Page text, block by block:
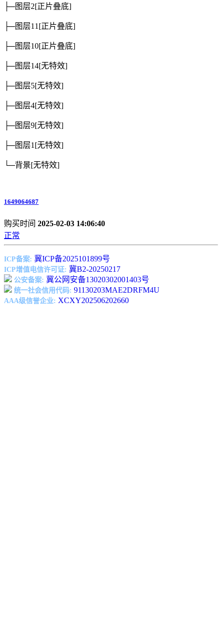
├─图层2[正片叠底]
├─图层11 [正片叠底]
├─图层10[正片叠底]
├─图层14[无特效]
├─图层5[无特效]
├─图层4[无特效]
├─图层9[无特效]
├─图层1 [无特效]
└─背景[无特效]
1649064687
购买时间 2025-02-03 14:06:40
正常
ICP备案: 冀ICP备2025101899号
ICP增值电信许可证: 冀B2-20250217
公安备案: 冀公网安备13020302001403号
统一社会信用代码: 91130203MAE2DRFM4U
AAA级信誉企业: XCXY202506202660